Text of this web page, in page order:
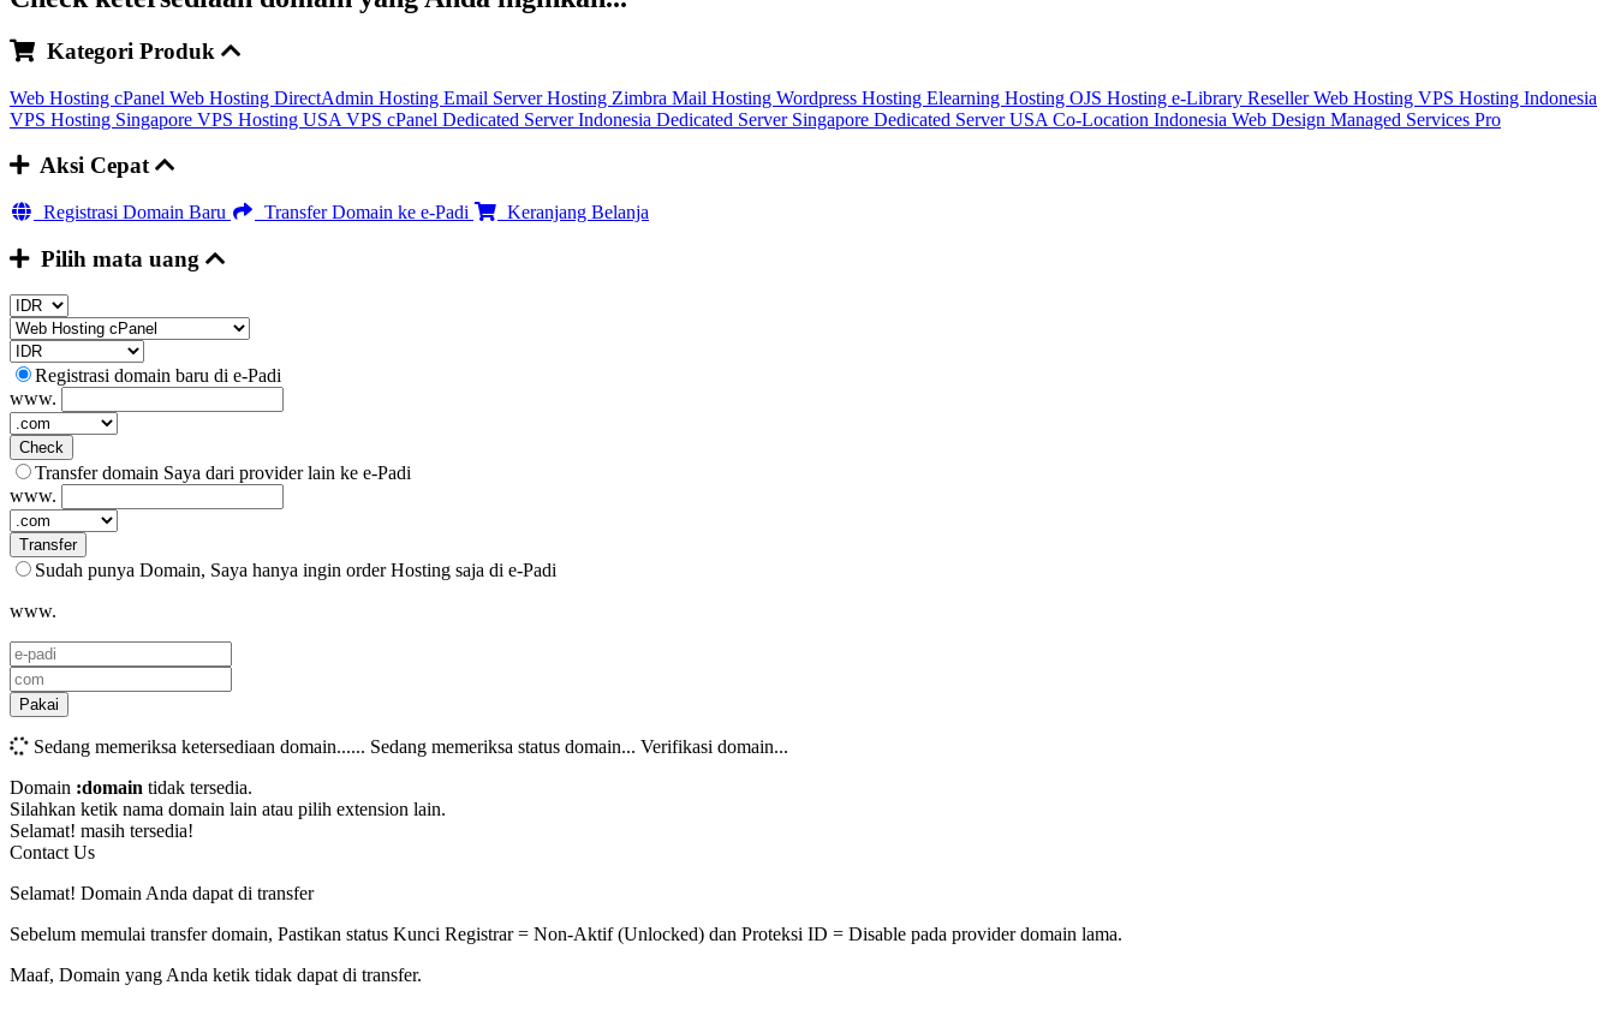
Kategori Produk
Web Hosting cPanel Web Hosting DirectAdmin Hosting Email ServerHosting Zimbra Mail Hosting Wordpress Hosting Elearning Hosting OJS Hosting e-Library Reseller Web Hosting VPS Hosting Indonesia
VPS Hosting Singapore VPS Hosting USA VPS cPanel Dedicated Server Indonesia Dedicated Server Singapore Dedicated Server USA Co-Location Indonesia Web Design Managed Services Pro
Aksi Cepat
Registrasi Domain Baru Transfer Domain ke e-Padi Keranjang Belanja
Pilih mata uang
Registrasi domain baru di e-Padi
www.
Check
Transfer domain Saya dari provider lain ke e-Padi
www.
Transfer
Sudah punya Domain, Saya hanya ingin order Hosting saja di e-Padi
www.
Pakai
Sedang memeriksa ketersediaan domain...... Sedang memeriksa status domain... Verifikasi domain...
Domain :domain tidak tersedia.
Silahkan ketik nama domain lain atau pilih extension lain.
Selamat! masih tersedia!
Contact Us
Selamat! Domain Anda dapat di transfer
Sebelum memulai transfer domain, Pastikan status Kunci Registrar = Non-Aktif (Unlocked) dan Proteksi ID = Disable pada provider domain lama.
Maaf, Domain yang Anda ketik tidak dapat di transfer.